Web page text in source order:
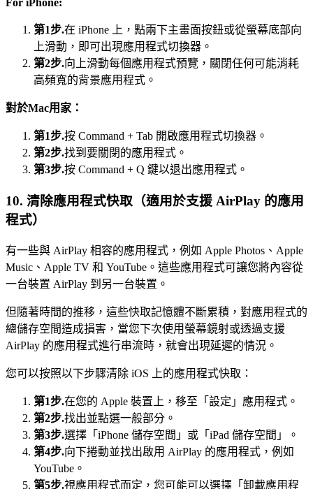
For iPhone:
第1步.在 iPhone 上，點兩下主畫面按鈕或從螢幕底部向
上滑動，即可出現應用程式切換器。
第2步.向上滑動每個應用程式預覽，關閉任何可能消耗
高頻寬的背景應用程式。
對於Mac用家：
第1步.按 Command + Tab 開啟應用程式切換器。
第2步.找到要關閉的應用程式。
第3步.按 Command + Q 鍵以退出應用程式。
10. 清除應用程式快取（適用於支援 AirPlay 的應用
程式）
有一些與 AirPlay 相容的應用程式，例如 Apple Photos、Apple
Music、Apple TV 和 YouTube。這些應用程式可讓您將內容從
一台裝置 AirPlay 到另一台裝置。
但隨著時間的推移，這些快取記憶體不斷累積，對應用程式的
總儲存空間造成損害，當您下次使用螢幕鏡射或透過支援
AirPlay 的應用程式進行串流時，就會出現延遲的情況。
您可以按照以下步驟清除 iOS 上的應用程式快取：
第1步.在您的 Apple 裝置上，移至「設定」應用程式。
第2步.找出並點選一般部分。
第3步.選擇「iPhone 儲存空間」或「iPad 儲存空間」。
第4步.向下捲動並找出啟用 AirPlay 的應用程式，例如
YouTube。
第5步.視應用程式而定，您可能可以選擇「卸載應用程